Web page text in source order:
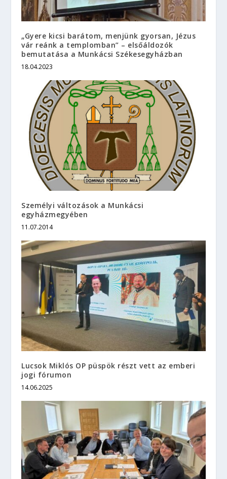
„Gyere kicsi barátom, menjünk gyorsan, Jézus
vár reánk a templomban” – elsőáldozók
bemutatása a Munkácsi Székesegyházban
18.04.2023
Személyi változások a Munkácsi
egyházmegyében
11.07.2014
Lucsok Miklós OP püspök részt vett az emberi
jogi fórumon
14.06.2025